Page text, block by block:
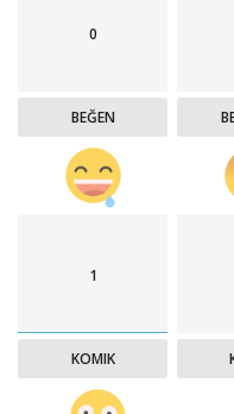
0
BEĞEN
1
KOMIK